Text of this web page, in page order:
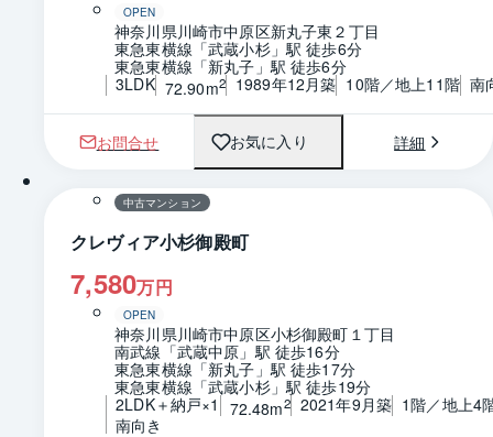
OPEN
神奈川県川崎市中原区新丸子東２丁目
東急東横線「武蔵小杉」駅 徒歩6分
東急東横線「新丸子」駅 徒歩6分
3LDK 72.90m2 1989年12月築 10階／地上11階 南
お問合せ お気に入り 詳細
1 / 0 間取り
中古マンション
クレヴィア小杉御殿町
7,580万円
OPEN
神奈川県川崎市中原区小杉御殿町１丁目
南武線「武蔵中原」駅 徒歩16分
東急東横線「新丸子」駅 徒歩17分
東急東横線「武蔵小杉」駅 徒歩19分
2LDK＋納戸×1
72.48m2 2021年9月築 1階／地上4
南向き